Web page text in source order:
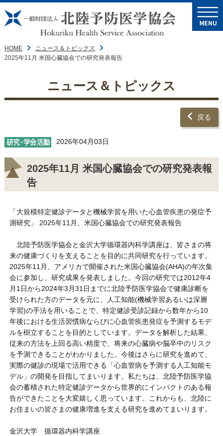
HOME
ニュース＆トピックス
2025年11月 米国心臓協会での研究発表報告
ニュース＆トピックス
戻る
2026年04月03日
2025年11月 米国心臓協会での研究発表報
告
「大規模特定健診データと機械学習を用いた心血管疾患の発症予
測研究」 2025年11月、米国心臓協会での研究発表報告
北陸予防医学協会と金沢大学循環器内科学講座は、皆さまの将
来の健康づくりを支えることを目的に共同研究を行っています。
2025年11月、アメリカで開催された米国心臓協会(AHA)の年次集
会に参加し、研究成果を発表しました。今回の研究では2012年4
月1日から2024年3月31日までに北陸予防医学協会で健康診断を
受けられた方のデータを元に、人工知能(機械学習あるいは深層
学習)の手法を用いることで、特定健診受診記録から数年から10
年後における生活習慣病ならびに心血管疾患発症を予測するモデ
ルを樹立することを目的としています。データを解析した結果、
従来の方法を上回る高い精度で、将来の心臓病や脳卒中のリスク
を予測できることがわかりました。今後はさらに研究を進めて、
実際の健診の現場で活用できる「心血管病を予測する人工知能モ
デル」の開発を目指してまいります。私たちは、北陸予防医学協
会の蓄積された特定健診データから世界的にインパクトのある報
告ができたことを大変嬉しく思っています。これからも、北陸に
お住まいの皆さまの健康増進を支える研究を進めてまいります。
金沢大学 循環器内科学講座